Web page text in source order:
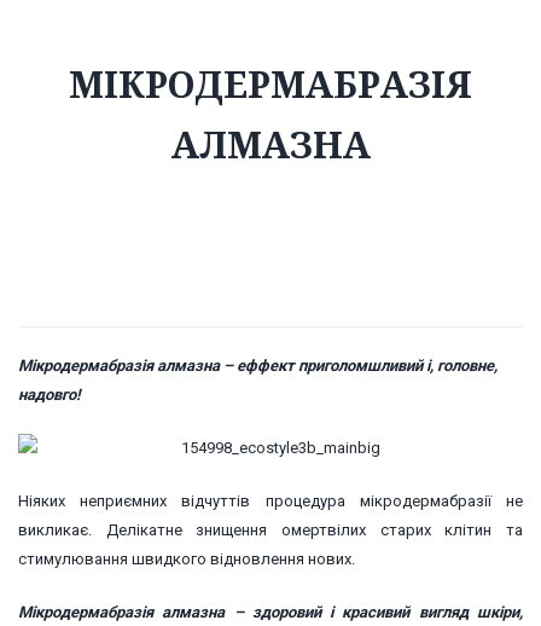
МІКРОДЕРМАБРАЗІЯ
АЛМАЗНА
Мікродермабразія алмазна – еффект приголомшливий і, головне,
надовго!
Ніяких неприємних відчуттів процедура мікродермабразії не
викликає. Делікатне знищення омертвілих старих клітин та
стимулювання швидкого відновлення нових.
Мікродермабразія алмазна – здоровий і красивий вигляд шкіри,